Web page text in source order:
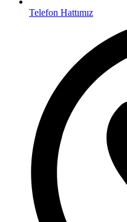
Telefon Hattımız